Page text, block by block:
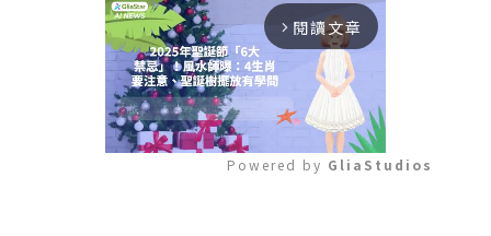
arrow_forward_ios 閱讀文章
Powered by GliaStudios